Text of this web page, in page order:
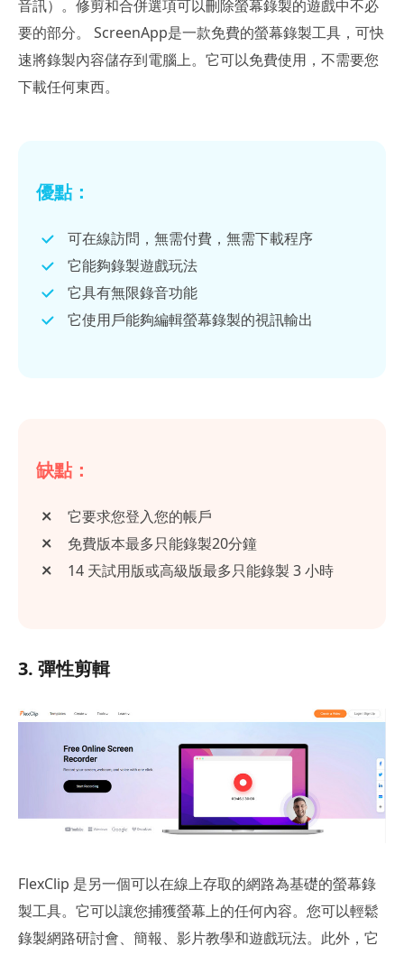
音訊）。修剪和合併選項可以刪除螢幕錄製的遊戲中不必
要的部分。 ScreenApp是一款免費的螢幕錄製工具，可快
速將錄製內容儲存到電腦上。它可以免費使用，不需要您
下載任何東西。
優點：
可在線訪問，無需付費，無需下載程序
它能夠錄製遊戲玩法
它具有無限錄音功能
它使用戶能夠編輯螢幕錄製的視訊輸出
缺點：
它要求您登入您的帳戶
免費版本最多只能錄製20分鐘
14 天試用版或高級版最多只能錄製 3 小時
3. 彈性剪輯
FlexClip 是另一個可以在線上存取的網路為基礎的螢幕錄
製工具。它可以讓您捕獲螢幕上的任何內容。您可以輕鬆
錄製網路研討會、簡報、影片教學和遊戲玩法。此外，它